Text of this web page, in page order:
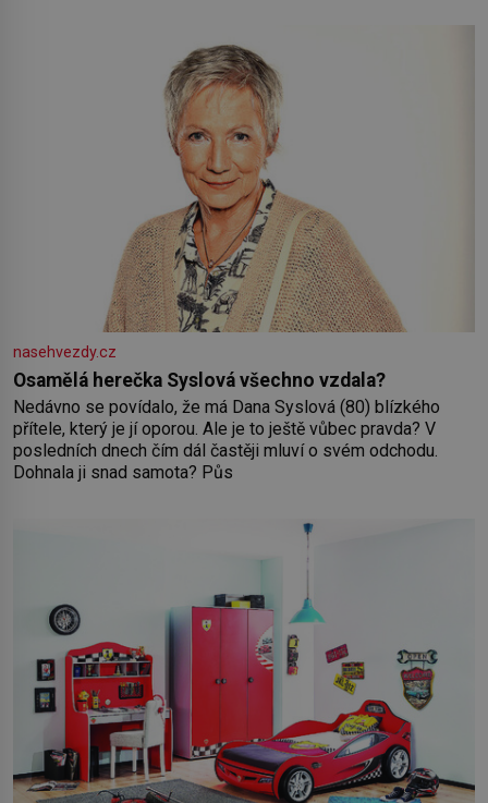
nasehvezdy.cz
Osamělá herečka Syslová všechno vzdala?
Nedávno se povídalo, že má Dana Syslová (80) blízkého
přítele, který je jí oporou. Ale je to ještě vůbec pravda? V
posledních dnech čím dál častěji mluví o svém odchodu.
Dohnala ji snad samota? Půs